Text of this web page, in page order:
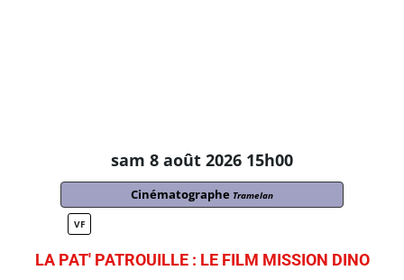
sam 8 août 2026 15h00
Cinématographe Tramelan
VF
LA PAT' PATROUILLE : LE FILM MISSION DINO